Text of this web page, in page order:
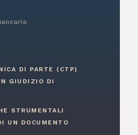
DI PARTE (CTP)
GIUDIZIO DI
STRUMENTALI
UN DOCUMENTO